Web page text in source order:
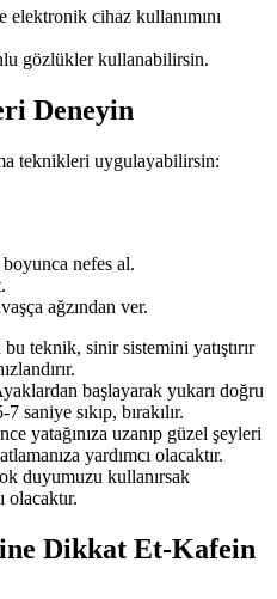
elektronik cihaz kullanımını
gözlükler kullanabilirsin.
Deneyin
teknikleri uygulayabilirsin:
nefes al.
ağzından ver.
teknik, sinir sistemini yatıştırır
başlayarak yukarı doğru
saniye sıkıp, bırakılır.
yatağınıza uzanıp güzel şeyleri
yardımcı olacaktır.
duyumuzu kullanırsak
olacaktır.
Dikkat Et-Kafein